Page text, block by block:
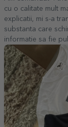
cu o calitate mult
explicatii, mi s-a
substanta care
informatie sa fie